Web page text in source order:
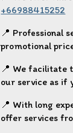
+66988415252
📍 Professional
promotional
📍 We facilitate
our service as if
📍 With long
offer services